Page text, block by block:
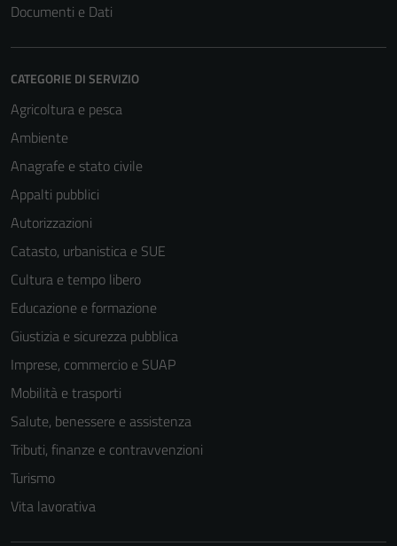
Documenti e Dati
CATEGORIE DI SERVIZIO
Agricoltura e pesca
Ambiente
Anagrafe e stato civile
Appalti pubblici
Autorizzazioni
Catasto, urbanistica e SUE
Cultura e tempo libero
Educazione e formazione
Giustizia e sicurezza pubblica
Imprese, commercio e SUAP
Mobilità e trasporti
Salute, benessere e assistenza
Tributi, finanze e contravvenzioni
Turismo
Vita lavorativa